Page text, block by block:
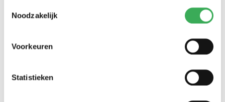
Noodzakelijk
Voorkeuren
Statistieken
Housing crisis 2021: ‘If I had
known about this in advance, I